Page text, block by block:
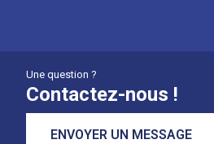
Une question ?
Contactez-nous !
ENVOYER UN MESSAGE